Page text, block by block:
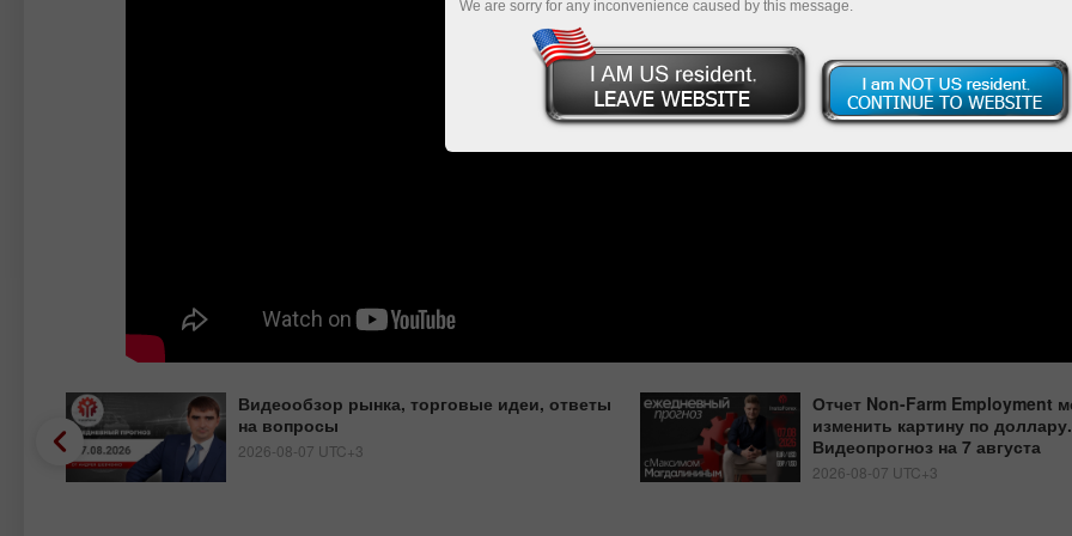
Видеообзор рынка, торговые идеи, ответы
на вопросы
2026-08-07 UTC+3
Отчет Non-Farm Employment
изменить картину по доллару.
Видеопрогноз на 7 августа
2026-08-07 UTC+3
We are sorry for any inconvenience caused by this message.